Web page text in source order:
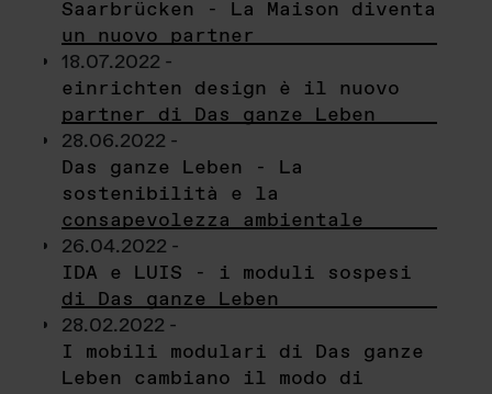
Saarbrücken - La Maison diventa
un nuovo partner
18.07.2022 -
einrichten design è il nuovo
partner di Das ganze Leben
28.06.2022 -
Das ganze Leben - La
sostenibilità e la
consapevolezza ambientale
26.04.2022 -
IDA e LUIS - i moduli sospesi
di Das ganze Leben
28.02.2022 -
I mobili modulari di Das ganze
Leben cambiano il modo di